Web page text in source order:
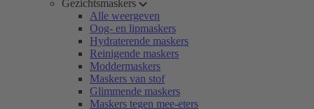
Gezichtsmaskers
Alle weergeven
Oog- en lipmaskers
Hydraterende maskers
Reinigende maskers
Moddermaskers
Maskers van stof
Glimmende maskers
Maskers tegen mee-eters